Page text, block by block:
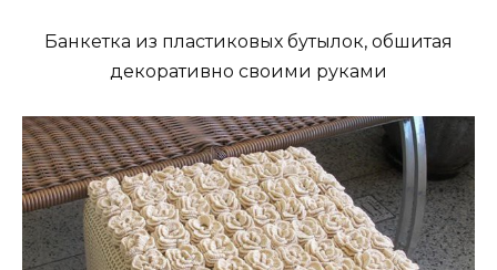
Банкетка из пластиковых бутылок, обшитая
декоративно своими руками